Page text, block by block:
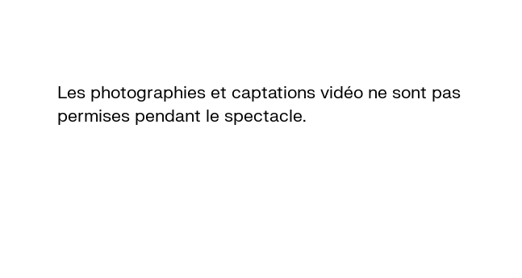
Les photographies et captations vidéo ne sont pas
permises pendant le spectacle.